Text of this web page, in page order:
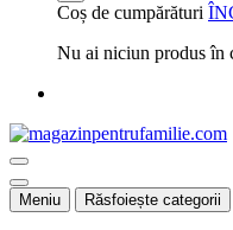
Coș de cumpărături
Nu ai niciun produs în
Meniu Răsfoiește categorii